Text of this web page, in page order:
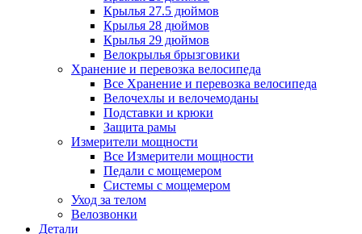
Крылья 27.5 дюймов
Крылья 28 дюймов
Крылья 29 дюймов
Велокрылья брызговики
Хранение и перевозка велосипеда
Все Хранение и перевозка велосипеда
Велочехлы и велочемоданы
Подставки и крюки
Защита рамы
Измерители мощности
Все Измерители мощности
Педали с мощемером
Системы с мощемером
Уход за телом
Велозвонки
Детали